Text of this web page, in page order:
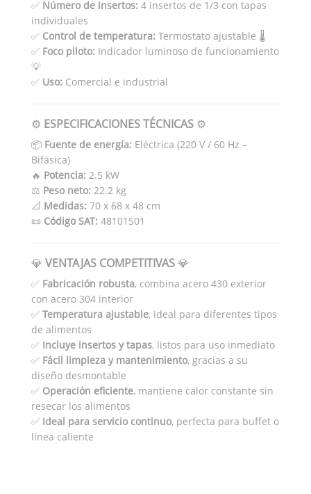
✅ Número de insertos: 4 insertos de 1/3 con tapas
individuales
✅ Control de temperatura: Termostato ajustable 🌡️
✅ Foco piloto: Indicador luminoso de funcionamiento
💡
✅ Uso: Comercial e industrial
⚙️ ESPECIFICACIONES TÉCNICAS ⚙️
📦 Fuente de energía: Eléctrica (220 V / 60 Hz –
Bifásica)
🔥 Potencia: 2.5 kW
⚖️ Peso neto: 22.2 kg
📐 Medidas: 70 x 68 x 48 cm
📜 Código SAT: 48101501
💎 VENTAJAS COMPETITIVAS💎
✅ Fabricación robusta, combina acero 430 exterior
con acero 304 interior
✅ Temperatura ajustable, ideal para diferentes tipos
de alimentos
✅ Incluye insertos y tapas, listos para uso inmediato
✅ Fácil limpieza y mantenimiento, gracias a su
diseño desmontable
✅ Operación eficiente, mantiene calor constante sin
resecar los alimentos
✅ Ideal para servicio continuo, perfecta para buffet o
línea caliente